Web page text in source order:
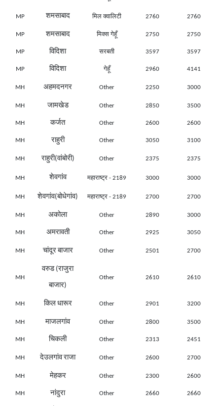
MP शमसाबाद मिल क्वालिटी 2760 2760
MP शमसाबाद मिक्स गेहूँ 2750 2750
MP विदिशा सरबती 3597 3597
MP विदिशा गेहूँ 2960 4141
MH अहमदनगर Other 2250 3000
MH जामखेड Other 2850 3500
MH कर्जत Other 2600 2600
MH राहुरी Other 3050 3100
MH राहुरी(वांबोरी) Other 2375 2375
MH शेवगांव महाराष्ट्र - 2189 3000 3000
MH शेवगांव(बोधेगांव) महाराष्ट्र - 2189 2700 2700
MH अकोला Other 2890 3000
MH अमरावती Other 2925 3050
MH चांदूर बाजार Other 2501 2700
MH
वरुड (राजुरा
बाजार)
Other 2610 2610
MH किल धारूर Other 2901 3200
MH माजलगांव Other 2800 3500
MH चिकली Other 2313 2451
MH देउलगांव राजा Other 2600 2700
MH मेहकर Other 2300 2600
MH नांदुरा Other 2660 2660